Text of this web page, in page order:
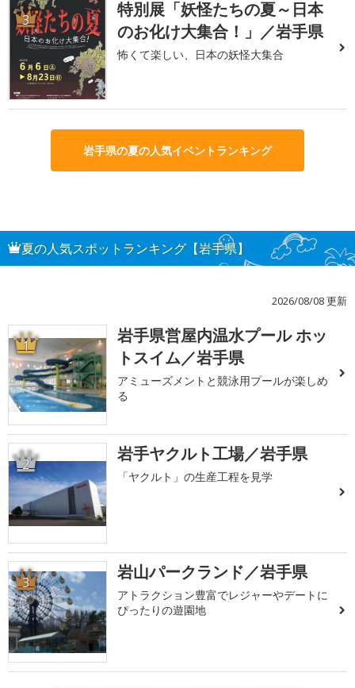
3
特別展「妖怪たちの夏～日本
のお化け大集合！」／岩手県
怖くて楽しい、日本の妖怪大集合
岩手県の夏の人気イベントランキング
夏の人気スポットランキング【岩手県】
2026/08/08 更新
1
岩手県営屋内温水プール ホッ
トスイム／岩手県
アミューズメントと競泳用プールが楽しめ
る
2 岩手ヤクルト工場／岩手県
「ヤクルト」の生産工程を見学
3 岩山パークランド／岩手県
アトラクション豊富でレジャーやデートに
ぴったりの遊園地